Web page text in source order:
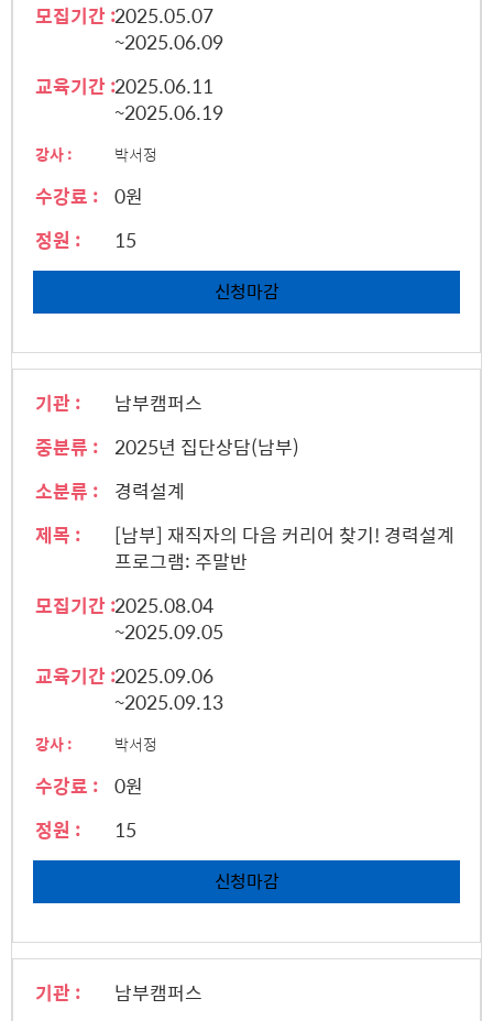
모집기간 :2025.05.07
~2025.06.09
교육기간 :2025.06.11
~2025.06.19
강사 : 박서정
수강료 : 0원
정원 :
15
신청마감
기관 :
남부캠퍼스
중분류 :
2025년 집단상담(남부)
소분류 :
경력설계
제목 :
[남부] 재직자의 다음 커리어 찾기! 경력설계
프로그램: 주말반
모집기간 :2025.08.04
~2025.09.05
교육기간 :2025.09.06
~2025.09.13
강사 : 박서정
수강료 : 0원
정원 :
15
신청마감
기관 :
남부캠퍼스